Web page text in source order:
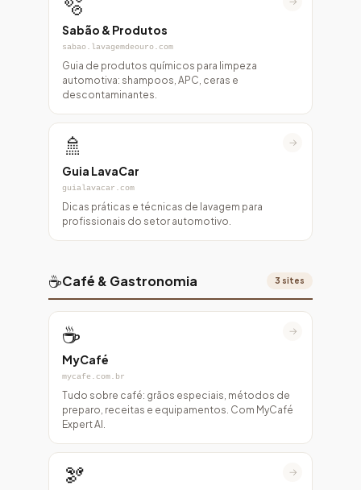
Sabão & Produtos
sabao.lavagemdeouro.com
Guia de produtos químicos para limpeza
automotiva: shampoos, APC, ceras e
descontaminantes.
→
🚿
Guia LavaCar
guialavacar.com
Dicas práticas e técnicas de lavagem para
profissionais do setor automotivo.
☕Café & Gastronomia 3 sites
→
☕
MyCafé
mycafe.com.br
Tudo sobre café: grãos especiais, métodos de
preparo, receitas e equipamentos. Com MyCafé
Expert AI.
→
🫘